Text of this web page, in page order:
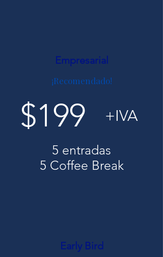
Empresarial
¡Recomendado!
$199 +IVA
5 entradas
5 Coffee Break
Early Bird